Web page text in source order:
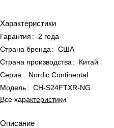
Характеристики
Гарантия :
2 года
Страна бренда : США
Страна производства :
Китай
Серия :
Nordic Continental
Модель: CH-S24FTXR-NG
Все характеристики
Описание